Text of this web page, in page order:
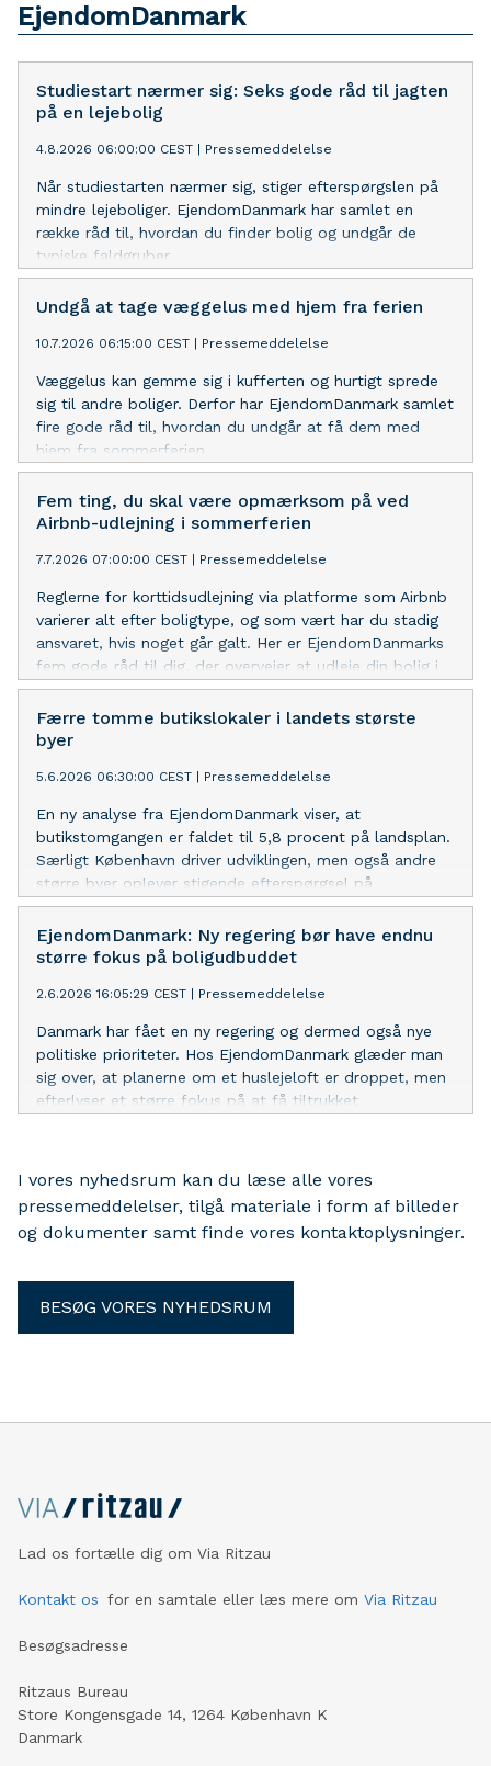
EjendomDanmark
Studiestart nærmer sig: Seks gode råd til jagten
på en lejebolig
4.8.2026 06:00:00 CEST Pressemeddelelse
Når studiestarten nærmer sig, stiger efterspørgslen på
mindre lejeboliger. EjendomDanmark har samlet en
række råd til, hvordan du finder bolig og undgår de
typiske faldgruber.
Undgå at tage væggelus med hjem fra ferien
10.7.2026 06:15:00 CEST Pressemeddelelse
Væggelus kan gemme sig i kufferten og hurtigt sprede
sig til andre boliger. Derfor har EjendomDanmark samlet
fire gode råd til, hvordan du undgår at få dem med
hjem fra sommerferien.
Fem ting, du skal være opmærksom på ved
Airbnb-udlejning i sommerferien
7.7.2026 07:00:00 CEST Pressemeddelelse
Reglerne for korttidsudlejning via platforme som Airbnb
varierer alt efter boligtype, og som vært har du stadig
ansvaret, hvis noget går galt. Her er EjendomDanmarks
fem gode råd til dig, der overvejer at udleje din bolig i
sommerferien.
Færre tomme butikslokaler i landets største
byer
5.6.2026 06:30:00 CEST Pressemeddelelse
En ny analyse fra EjendomDanmark viser, at
butikstomgangen er faldet til 5,8 procent på landsplan.
Særligt København driver udviklingen, men også andre
større byer oplever stigende efterspørgsel på
butikslejemål.
EjendomDanmark: Ny regering bør have endnu
større fokus på boligudbuddet
2.6.2026 16:05:29 CEST Pressemeddelelse
Danmark har fået en ny regering og dermed også nye
politiske prioriteter. Hos EjendomDanmark glæder man
sig over, at planerne om et huslejeloft er droppet, men
efterlyser et større fokus på at få tiltrukket
I vores nyhedsrum kan du læse alle vores
pressemeddelelser, tilgå materiale i form af billeder
og dokumenter samt finde vores kontaktoplysninger.
BESØG VORES NYHEDSRUM
Lad os fortælle dig om Via Ritzau
Kontakt os for en samtale eller læs mere om Via Ritzau
Besøgsadresse
Ritzaus Bureau
Store Kongensgade 14, 1264 København K
Danmark